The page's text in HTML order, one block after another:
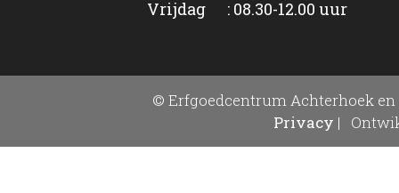
Vrijdag : 08.30-12.00 uur
© Erfgoedcentrum Achterhoek en
Privacy |